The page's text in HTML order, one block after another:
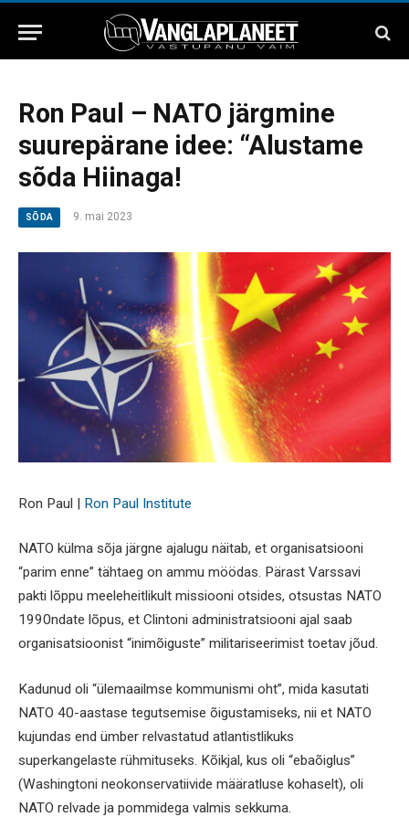
Ron Paul – NATO järgmine
suurepärane idee: “Alustame
sõda Hiinaga!
SÕDA 9. mai 2023
Ron Paul | Ron Paul Institute
NATO külma sõja järgne ajalugu näitab, et organisatsiooni
“parim enne” tähtaeg on ammu möödas. Pärast Varssavi
pakti lõppu meeleheitlikult missiooni otsides, otsustas NATO
1990ndate lõpus, et Clintoni administratsiooni ajal saab
organisatsioonist “inimõiguste” militariseerimist toetav jõud.
Kadunud oli “ülemaailmse kommunismi oht”, mida kasutati
NATO 40-aastase tegutsemise õigustamiseks, nii et NATO
kujundas end ümber relvastatud atlantistlikuks
superkangelaste rühmituseks. Kõikjal, kus oli “ebaõiglus”
(Washingtoni neokonservatiivide määratluse kohaselt), oli
NATO relvade ja pommidega valmis sekkuma.